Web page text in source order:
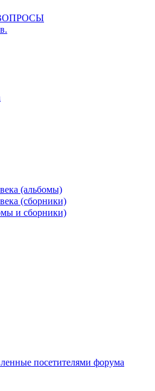
(альбомы)
(сборники)
и сборники)
посетителями форума